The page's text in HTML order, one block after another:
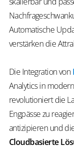
Automatische
verstärken die
Die Integration von
Analytics in
revolutioniert die
Engpässe zu
antizipieren und
Cloudbasierte